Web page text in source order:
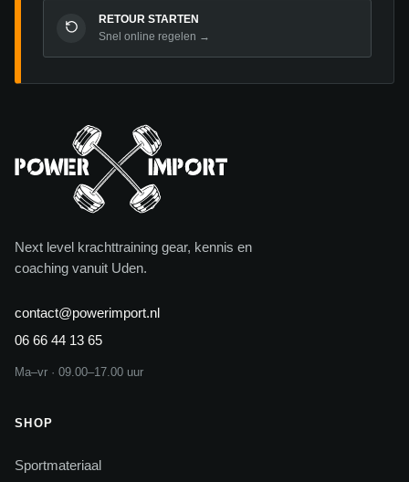
RETOUR STARTEN
Snel online regelen →
Next level krachttraining gear, kennis en
coaching vanuit Uden.
contact@powerimport.nl
06 66 44 13 65
Ma–vr · 09.00–17.00 uur
SHOP
Sportmateriaal